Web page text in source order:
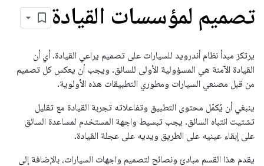
تصميم لمؤسسات القيادة
يرتكز مبدأ نظام أندرويد للسيارات على تصميم يراعي القيادة. أي أن
القيادة الآمنة هي المسؤولية الأولى للسائق. ويجب أن يعكس كل تصميم
من قبل مصنعي السيارات ومطوري التطبيقات هذه الأولوية.
ينبغي أن يُكمّل محتوى التطبيق وتفاعلاته تجربة القيادة مع تقليل
تشتيت انتباه السائق. يجب تبسيط واجهة المستخدم لمساعدة السائق
على إبقاء عينيه على الطريق ويديه على عجلة القيادة.
يقدم هذا القسم مبادئ ونصائح لتصميم واجهات السيارات، بالإضافة إلى